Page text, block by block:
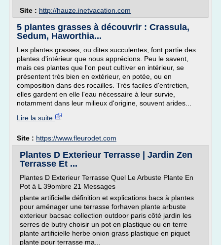
Site : http://hauze.inetvacation.com
5 plantes grasses à découvrir : Crassula,
Sedum, Haworthia...
Les plantes grasses, ou dites succulentes, font partie des
plantes d'intérieur que nous apprécions. Peu le savent,
mais ces plantes que l'on peut cultiver en intérieur, se
présentent très bien en extérieur, en potée, ou en
composition dans des rocailles. Très faciles d'entretien,
elles gardent en elle l'eau nécessaire à leur survie,
notamment dans leur milieux d'origine, souvent arides...
Lire la suite
Site : https://www.fleurodet.com
Plantes D Exterieur Terrasse | Jardin Zen
Terrasse Et ...
Plantes D Exterieur Terrasse Quel Le Arbuste Plante En
Pot à L 39ombre 21 Messages
plante artificielle définition et explications bacs à plantes
pour aménager une terrasse forhaven plante arbuste
exterieur bacsac collection outdoor paris côté jardin les
serres de butry choisir un pot en plastique ou en terre
plante artificielle herbe onion grass plastique en piquet
plante pour terrasse ma...